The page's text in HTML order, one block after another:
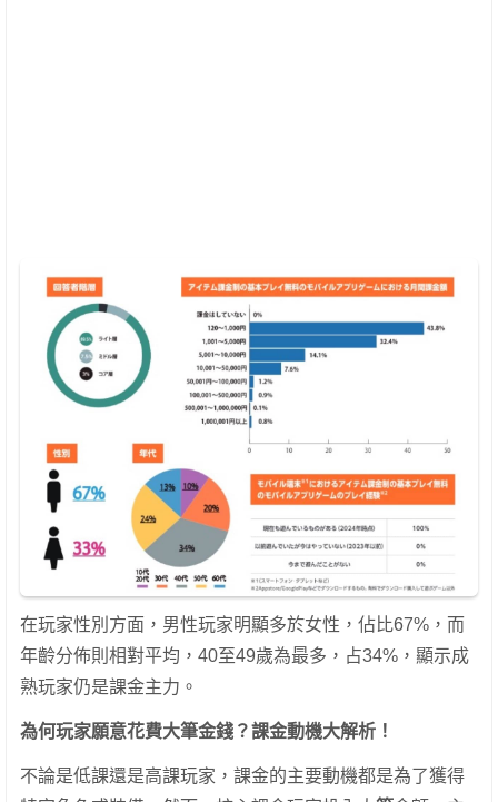
在玩家性別方面，男性玩家明顯多於女性，佔比67%，而
年齡分佈則相對平均，40至49歲為最多，占34%，顯示成
熟玩家仍是課金主力。
為何玩家願意花費大筆金錢？課金動機大解析！
不論是低課還是高課玩家，課金的主要動機都是為了獲得